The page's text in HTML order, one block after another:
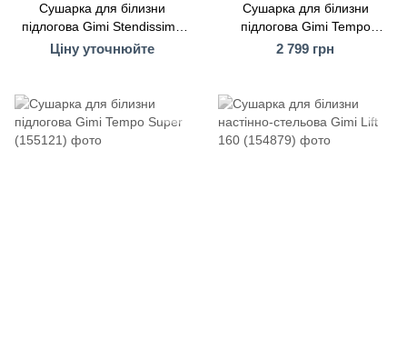
Сушарка для білизни
підлогова Gimi Stendissimo
(155083)
Ціну уточнюйте
Сушарка для білизни
підлогова Gimi Tempo
(153773)
2 799 грн